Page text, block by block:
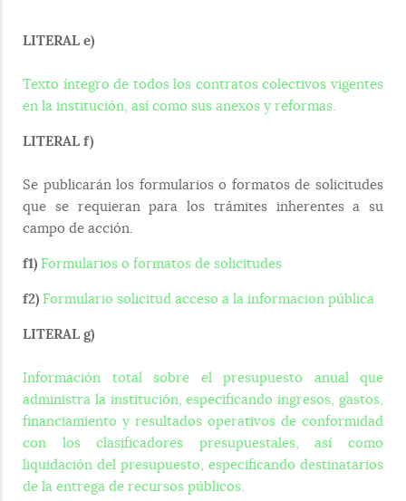
LITERAL e)
Texto íntegro de todos los contratos colectivos vigentes
en la institución, así como sus anexos y reformas.
LITERAL f)
Se publicarán los formularios o formatos de solicitudes
que se requieran para los trámites inherentes a su
campo de acción.
f1) Formularios o formatos de solicitudes
f2) Formulario solicitud acceso a la informacion pública
LITERAL g)
Información total sobre el presupuesto anual que
administra la institución, especificando ingresos, gastos,
financiamiento y resultados operativos de conformidad
con los clasificadores presupuestales, así como
liquidación del presupuesto, especificando destinatarios
de la entrega de recursos públicos.